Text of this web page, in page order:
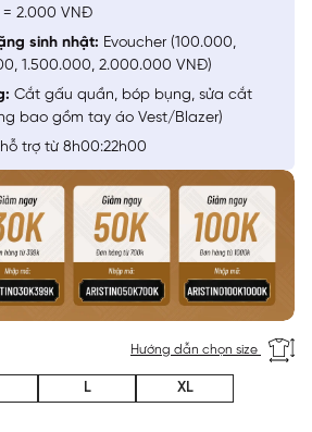
Hướng dẫn chọn size
L
XL
= 2.000 VNĐ
sinh nhật: Evoucher (100.000,
1.500.000, 2.000.000 VNĐ)
Cắt gấu quần, bóp bụng, sửa cắt
bao gồm tay áo Vest/Blazer)
hỗ trợ từ 8h00:22h00